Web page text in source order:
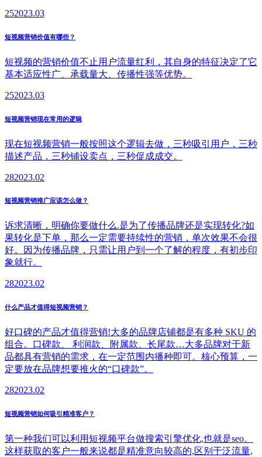
252023.03
短视频营销价值有哪些？
短视频的营销价值不止用户流量红利，其自身的特征决定了它
基本适应性广、承载量大、传播性强等优势。
252023.03
短视频营销现在常用的逻辑
现在短视频营销一般按照这个逻辑去做，三秒吸引用户，三秒
描述产品，三秒铺设卖点，三秒促成成交。
282023.02
短视频营销推广应该怎么做？
诉求清晰，明确你要做什么.是为了传播品牌还是实现转化?如
果转化是下单，那么一定需要持续性的营销，单次效果不会很
好。因为传播品牌，只需让用户到一个了解的程度，有初步印
象就行。
282023.02
什么产品才值得短视频营销？
好口碑的产品才值得营销!大多的品牌店铺都是有多种 SKU 的
组合。口碑款、 利润款、附属款、长尾款…大多品牌对于新
品都具有营销的需求，在一定范围内播种即可。核心预算，一
定要放在品牌想要推火的“口碑款”。
282023.02
短视频营销如何吸引精准客户？
第一种我们可以利用短视频平台做搜索引擎优化,也就是seo。
这样获取的客户一般来说都是精准意向较高的,区别于泛流量,